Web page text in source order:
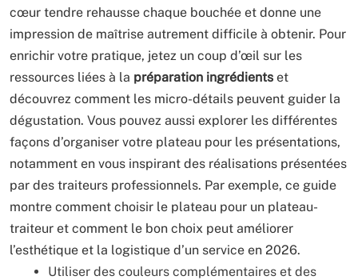
cœur tendre rehausse chaque bouchée et donne une
impression de maîtrise autrement difficile à obtenir. Pour
enrichir votre pratique, jetez un coup d’œil sur les
ressources liées à la préparation ingrédients et
découvrez comment les micro-détails peuvent guider la
dégustation. Vous pouvez aussi explorer les différentes
façons d’organiser votre plateau pour les présentations,
notamment en vous inspirant des réalisations présentées
par des traiteurs professionnels. Par exemple, ce guide
montre comment choisir le plateau pour un plateau-
traiteur et comment le bon choix peut améliorer
l’esthétique et la logistique d’un service en 2026.
Utiliser des couleurs complémentaires et des